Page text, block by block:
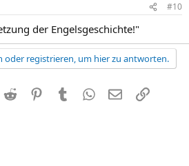
#10
der Engelsgeschichte!"
oder registrieren, um hier zu antworten.
Reddit PinterestTumblr WhatsApp
E-MailLink